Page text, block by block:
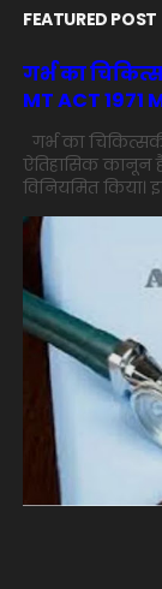
FEATURED POST
गर्भ का
MT ACT 1971
गर्भ का
ऐतिहासिक कानून
विनियमित किया।